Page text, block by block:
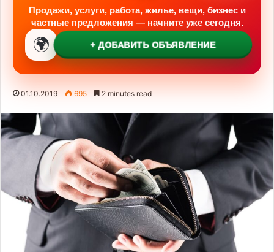
Продажи, услуги, работа, жилье, вещи, бизнес и
частные предложения — начните уже сегодня.
🌍 + ДОБАВИТЬ ОБЪЯВЛЕНИЕ
01.10.2019 695 2 minutes read